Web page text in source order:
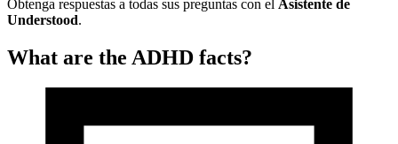
Obtenga respuestas a todas sus preguntas con el Asistente de
Understood.
What are the ADHD facts?